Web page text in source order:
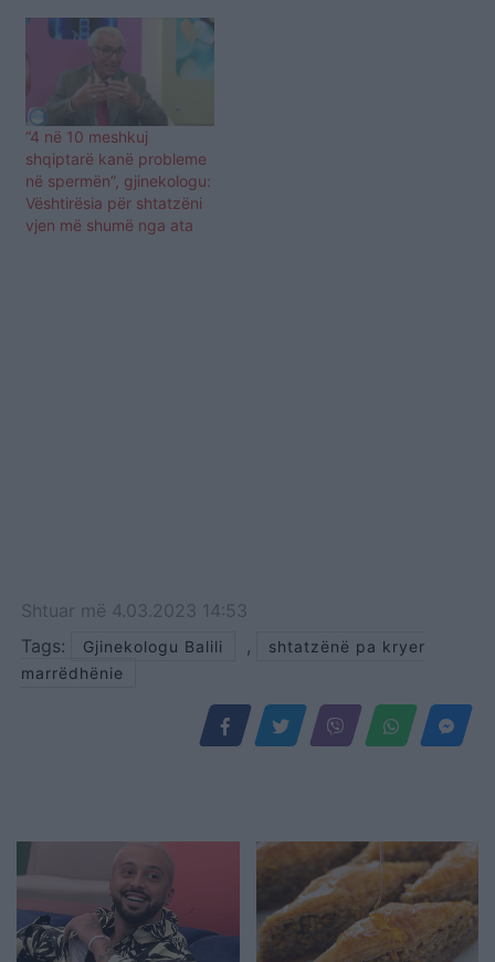
“4 në 10 meshkuj
shqiptarë kanë probleme
në spermën”, gjinekologu:
Vështirësia për shtatzëni
vjen më shumë nga ata
Shtuar më 4.03.2023 14:53
Tags:
Gjinekologu Balili ,
shtatzënë pa kryer
marrëdhënie